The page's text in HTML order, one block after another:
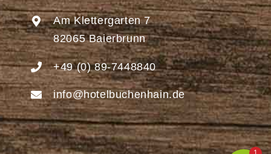
Am Klettergarten 7
82065 Baierbrunn
+49 (0) 89-7448840
info@hotelbuchenhain.de